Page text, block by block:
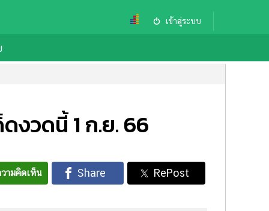
เข้าสู่ระบบ
งวดนี้ 1 ก.ย. 66
ามคิดเห็น